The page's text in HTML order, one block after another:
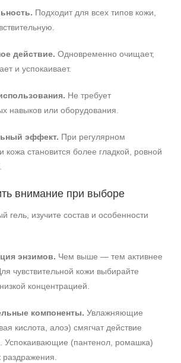
Подходит для всех типов кожи,
действие. Одновременно очищает,
и успокаивает.
Не требует
навыков или оборудования.
эффект. При регулярном
кожа становится более гладкой, ровной
внимание при выборе
гель, изучите состав и особенности
энзимов. Чем выше — тем активнее
чувствительной кожи выбирайте
концентрацией.
компоненты. Увлажняющие
кислота, алоэ) смягчат действие
Успокаивающие (пантенол, ромашка)
раздражения.